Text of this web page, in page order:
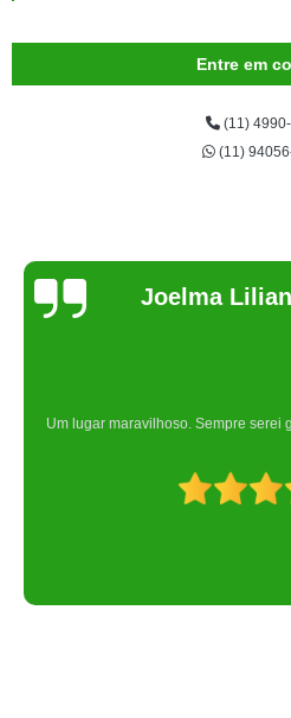
Entre em
(11)
(11)
Joelma Lilian
Um lugar maravilhoso. Sempre serei